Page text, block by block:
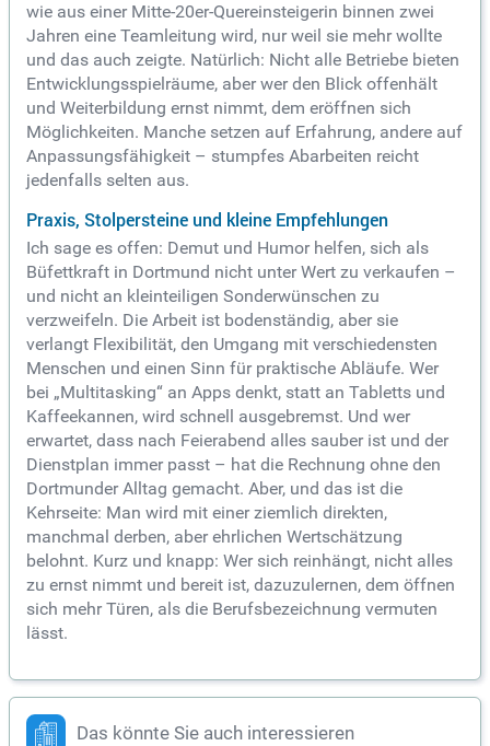
wie aus einer Mitte-20er-Quereinsteigerin binnen zwei
Jahren eine Teamleitung wird, nur weil sie mehr wollte
und das auch zeigte. Natürlich: Nicht alle Betriebe bieten
Entwicklungsspielräume, aber wer den Blick offenhält
und Weiterbildung ernst nimmt, dem eröffnen sich
Möglichkeiten. Manche setzen auf Erfahrung, andere auf
Anpassungsfähigkeit – stumpfes Abarbeiten reicht
jedenfalls selten aus.
Praxis, Stolpersteine und kleine Empfehlungen
Ich sage es offen: Demut und Humor helfen, sich als
Büfettkraft in Dortmund nicht unter Wert zu verkaufen –
und nicht an kleinteiligen Sonderwünschen zu
verzweifeln. Die Arbeit ist bodenständig, aber sie
verlangt Flexibilität, den Umgang mit verschiedensten
Menschen und einen Sinn für praktische Abläufe. Wer
bei „Multitasking“ an Apps denkt, statt an Tabletts und
Kaffeekannen, wird schnell ausgebremst. Und wer
erwartet, dass nach Feierabend alles sauber ist und der
Dienstplan immer passt – hat die Rechnung ohne den
Dortmunder Alltag gemacht. Aber, und das ist die
Kehrseite: Man wird mit einer ziemlich direkten,
manchmal derben, aber ehrlichen Wertschätzung
belohnt. Kurz und knapp: Wer sich reinhängt, nicht alles
zu ernst nimmt und bereit ist, dazuzulernen, dem öffnen
sich mehr Türen, als die Berufsbezeichnung vermuten
lässt.
Das könnte Sie auch interessieren